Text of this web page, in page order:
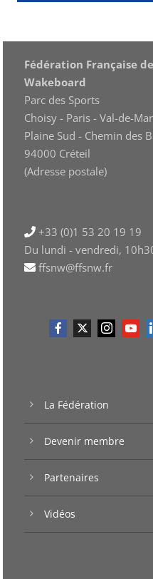
Fédération Française
Wakeboard
Parc des Sports
Choisy - Paris - Val-de-
Plaine Sud - Chemin des
94000 Créteil
(Adresse postale)
+33 (0)1 53 20 19 19
Du lundi - vendredi,
ffsnw@ffsnw.fr
La Fédération
Devenir membre
Partenaires
Vidéos